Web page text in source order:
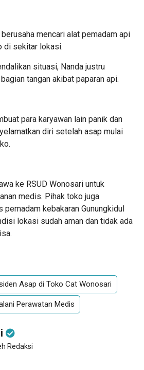
mencari alat pemadam api
di sekitar lokasi.
situasi, Nanda justru
tangan akibat paparan api.
para karyawan lain panik dan
diri setelah asap mulai
ke RSUD Wonosari untuk
medis. Pihak toko juga
kebakaran Gunungkidul
lokasi sudah aman dan tidak ada
Asap di Toko Cat Wonosari
Perawatan Medis
Redaksi